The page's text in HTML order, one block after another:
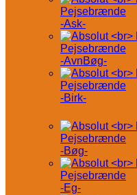
Pejsebrænde
-Ask-
Pejsebrænde
-AvnBøg-
Pejsebrænde
-Birk-
Pejsebrænde
-Bøg-
Pejsebrænde
-Eg-